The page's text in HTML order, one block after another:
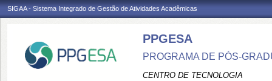
SIGAA - Sistema Integrado de Gestão de Atividades Acadêmicas
PPGESA
PROGRAMA DE PÓS-
CENTRO DE TECNOLOGIA